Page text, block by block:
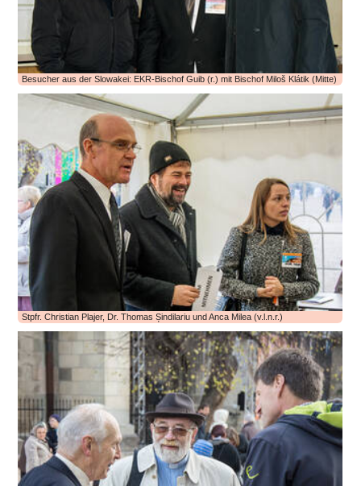
Besucher aus der Slowakei: EKR-Bischof Guib (r.) mit Bischof Miloš Klátik (Mitte)
Stpfr. Christian Plajer, Dr. Thomas Șindilariu und Anca Milea (v.l.n.r.)